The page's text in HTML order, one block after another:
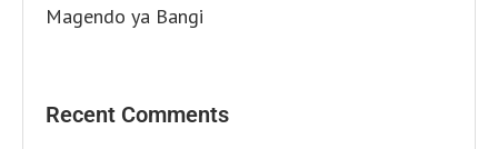
Magendo ya Bangi
Recent Comments